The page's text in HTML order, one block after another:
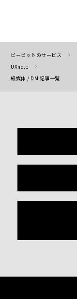
ビービットのサービス
UXnote
紙媒体 / DM 記事一覧